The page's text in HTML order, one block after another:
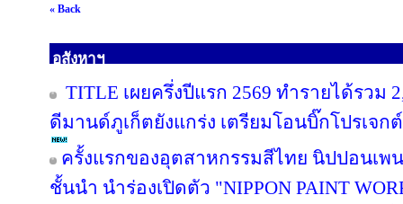
« Back
อสังหาฯ
TITLE เผยครึ่งปีแรก 2569 ทำรายได้รวม
ดีมานด์ภูเก็ตยังแกร่ง เตรียมโอนบิ๊กโปรเจ
ครั้งแรกของอุตสาหกรรมสีไทย นิปปอนเพ
ชั้นนำ นำร่องเปิดตัว "NIPPON PAINT